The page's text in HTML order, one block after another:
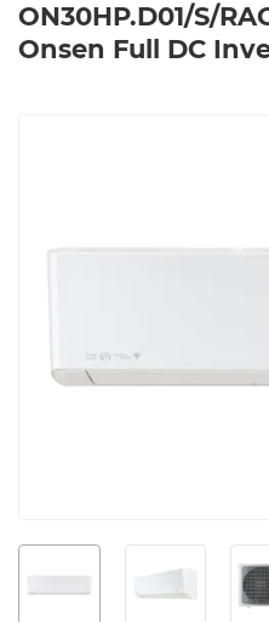
ON30HP.D01/S/
Onsen Full DC